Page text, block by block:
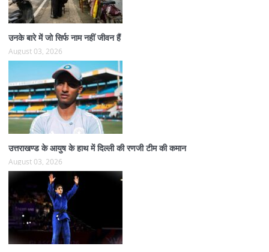
उनके बारे में जो सिर्फ नाम नहीं जीवन हैं
August 03, 2026
उत्तराखण्ड के आयुष के हाथ में दिल्ली की रणजी टीम की कमान
August 03, 2026